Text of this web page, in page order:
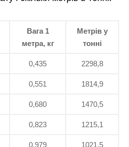
Вага 1
метра, кг
Метрів у
тонні
0,435 2298,8
0,551 1814,9
0,680 1470,5
0,823 1215,1
0,979 1021,5